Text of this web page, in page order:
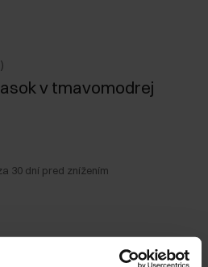
v tmavomodrej
30 dní pred znížením